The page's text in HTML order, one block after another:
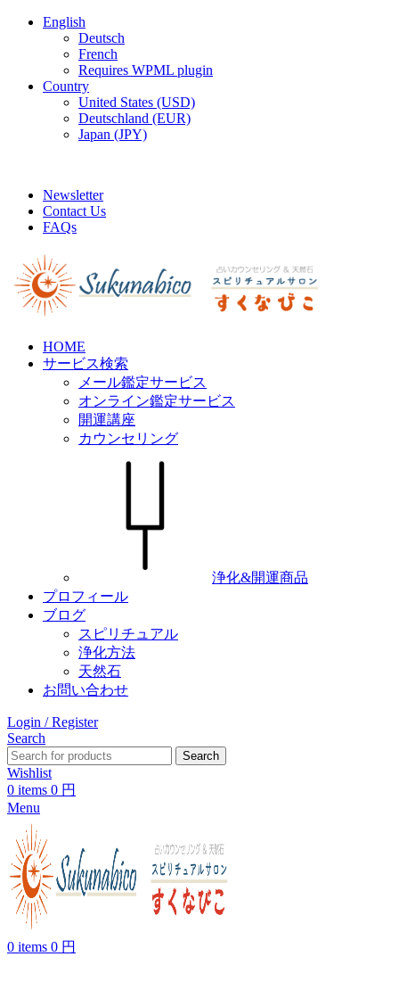
English
Deutsch
French
Requires WPML plugin
Country
United States (USD)
Deutschland (EUR)
Japan (JPY)
Newsletter
Contact Us
FAQs
HOME
サービス検索
メール鑑定サービス
オンライン鑑定サービス
開運講座
カウンセリング
浄化&開運商品
プロフィール
ブログ
スピリチュアル
浄化方法
天然石
お問い合わせ
Login / Register
Search
Search
Wishlist
0 items 0 円
Menu
0 items 0 円